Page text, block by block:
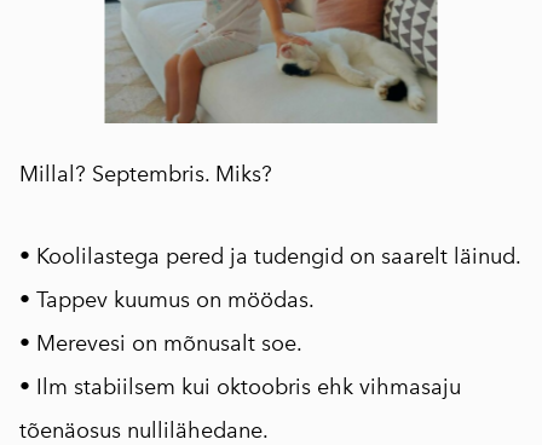
Millal? Septembris. Miks?
• Koolilastega pered ja tudengid on saarelt läinud.
• Tappev kuumus on möödas.
• Merevesi on mõnusalt soe.
• Ilm stabiilsem kui oktoobris ehk vihmasaju
tõenäosus nullilähedane.